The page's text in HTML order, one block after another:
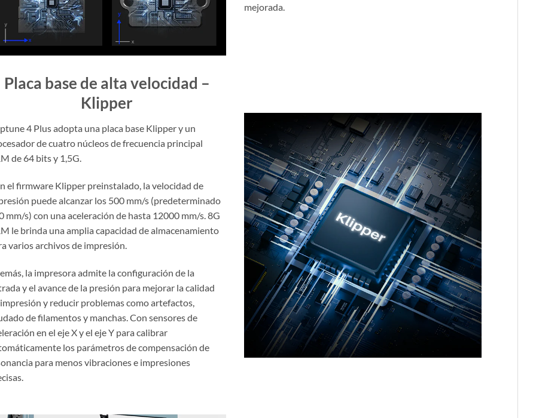
mejorada.
Placa base de alta velocidad –
Klipper
4 Plus adopta una placa base Klipper y un
de cuatro núcleos de frecuencia principal
de 64 bits y 1,5G.
el firmware Klipper preinstalado, la velocidad de
puede alcanzar los 500 mm/s (predeterminado
mm/s) con una aceleración de hasta 12000 mm/s. 8G
le brinda una amplia capacidad de almacenamiento
varios archivos de impresión.
la impresora admite la configuración de la
y el avance de la presión para mejorar la calidad
y reducir problemas como artefactos,
de filamentos y manchas. Con sensores de
en el eje X y el eje Y para calibrar
los parámetros de compensación de
para menos vibraciones e impresiones